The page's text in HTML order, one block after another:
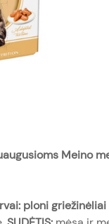
Meino
ploni